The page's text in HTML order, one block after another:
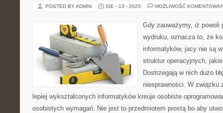
POSTED BY ADMIN SIE - 13 - 2025 MOŻLIWOŚĆ
Gdy zauważymy, iż powoli
wydruku, oznacza to, że
informatyków, jacy nie są
struktur operacyjnych,
Dostrzegają w nich dużo
niesprawności. W
lepiej wykształconych informatyków kreuje osobiste
osobistych wymagań. Nie jest to przedmiotem prostą bo aby